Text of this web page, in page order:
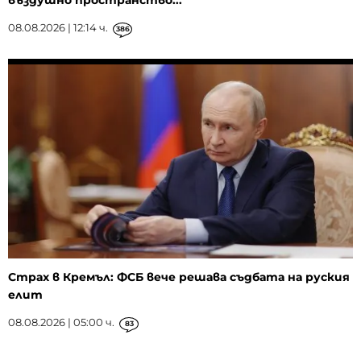
08.08.2026 | 12:14 ч. 386
Страх в Кремъл: ФСБ вече решава съдбата на руския
елит
08.08.2026 | 05:00 ч. 83